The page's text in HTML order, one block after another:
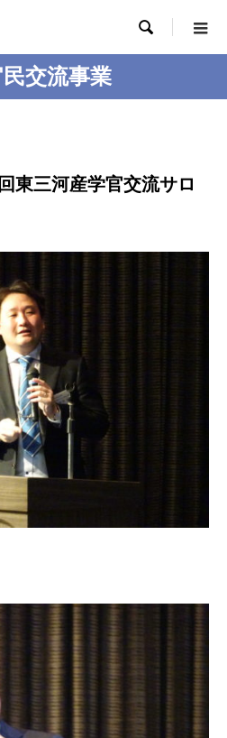

交流事業
東三河産学官交流サロ